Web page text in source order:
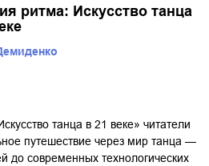
ритма: Искусство танца
танца в 21 веке» читатели
путешествие через мир танца —
до современных технологических